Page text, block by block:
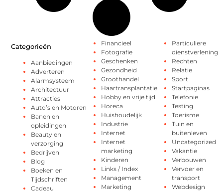
Categorieën
Aanbiedingen
Adverteren
Alarmsysteem
Architectuur
Attracties
Auto’s en Motoren
Banen en
opleidingen
Beauty en
verzorging
Bedrijven
Blog
Boeken en
Tijdschriften
Cadeau
Financieel
Fotografie
Geschenken
Gezondheid
Groothandel
Haartransplantatie
Hobby en vrije tijd
Horeca
Huishoudelijk
Industrie
Internet
Internet
marketing
Kinderen
Links / Index
Management
Marketing
Particuliere
dienstverlening
Rechten
Relatie
Sport
Startpaginas
Telefonie
Testing
Toerisme
Tuin en
buitenleven
Uncategorized
Vakantie
Verbouwen
Vervoer en
transport
Webdesign